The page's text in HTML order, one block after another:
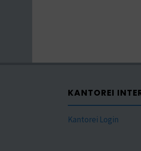
KANTOREI
Kantorei Login